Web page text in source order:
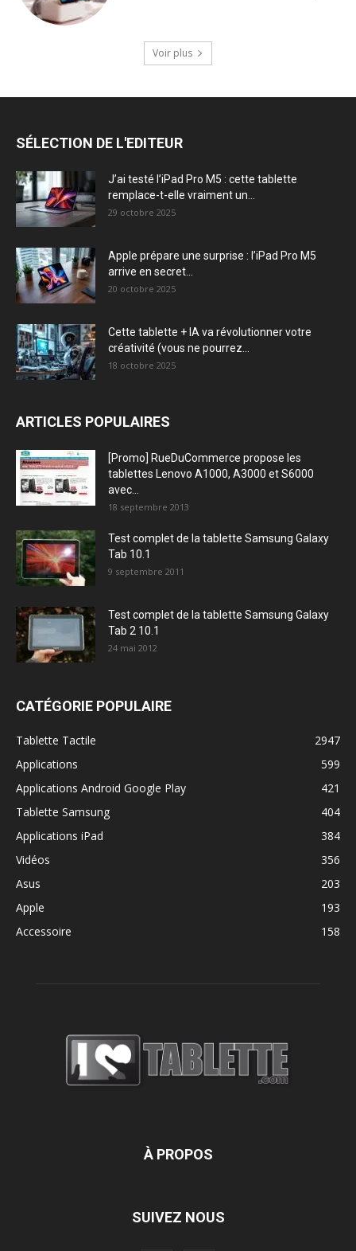
Voir plus
SÉLECTION DE L'EDITEUR
J’ai testé l’iPad Pro M5 : cette tablette
remplace-t-elle vraiment un...
29 octobre 2025
Apple prépare une surprise : l’iPad Pro M5
arrive en secret...
20 octobre 2025
Cette tablette + IA va révolutionner votre
créativité (vous ne pourrez...
18 octobre 2025
ARTICLES POPULAIRES
[Promo] RueDuCommerce propose les
tablettes Lenovo A1000, A3000 et S6000
avec...
18 septembre 2013
Test complet de la tablette Samsung Galaxy
Tab 10.1
9 septembre 2011
Test complet de la tablette Samsung Galaxy
Tab 2 10.1
24 mai 2012
CATÉGORIE POPULAIRE
Tablette Tactile
2947
Applications
599
Applications Android Google Play
421
Tablette Samsung
404
Applications iPad
384
Vidéos
356
Asus
203
Apple
193
Accessoire
158
À PROPOS
SUIVEZ NOUS